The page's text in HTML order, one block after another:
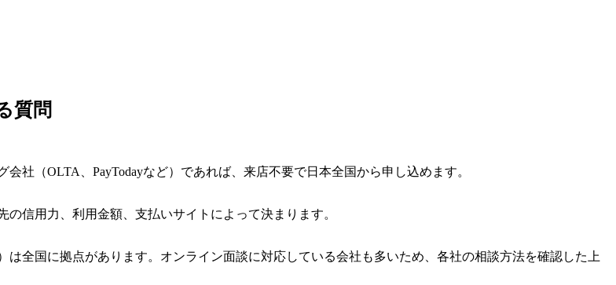
質問
社（OLTA、PayTodayなど）であれば、来店不要で日本全国から申し込めます。
信用力、利用金額、支払いサイトによって決まります。
全国に拠点があります。オンライン面談に対応している会社も多いため、各社の相談方法を確認した上